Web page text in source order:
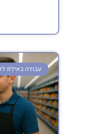
עבודה באילת